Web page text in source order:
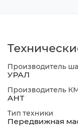
Производитель
УРАЛ
Производитель
АНТ
Тип техники
Передвижная